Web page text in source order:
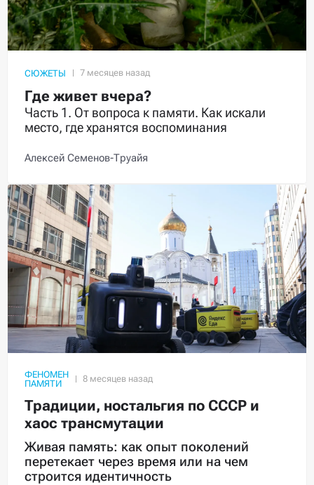
СЮЖЕТЫ
Где живет вчера?
Часть 1. От вопроса к памяти. Как искали
место, где хранятся воспоминания
Алексей Семенов-Труайя
ФЕНОМЕН
ПАМЯТИ
Традиции, ностальгия по СССР и
хаос трансмутации
Живая память: как опыт поколений
перетекает через время или на чем
строится идентичность